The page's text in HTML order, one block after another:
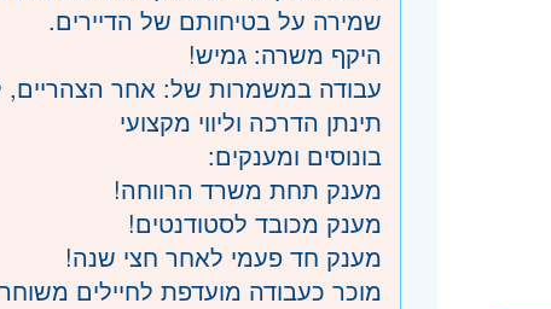
שמירה על בטיחותם של הדיירים.
היקף משרה: גמיש!
עבודה במשמרות של: אחר הצהריים,
תינתן הדרכה וליווי מקצועי
בונוסים ומענקים:
מענק תחת משרד הרווחה!
מענק מכובד לסטודנטים!
מענק חד פעמי לאחר חצי שנה!
מוכר כעבודה מועדפת לחיילים